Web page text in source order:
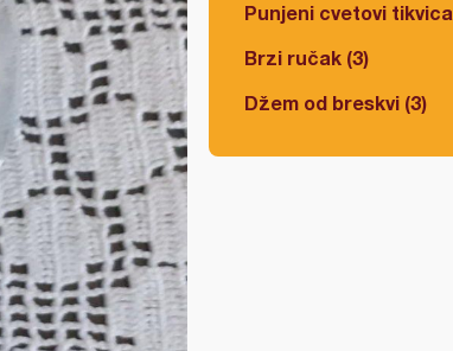
Punjeni cvetovi tikvica
Brzi ručak (3)
Džem od breskvi (3)